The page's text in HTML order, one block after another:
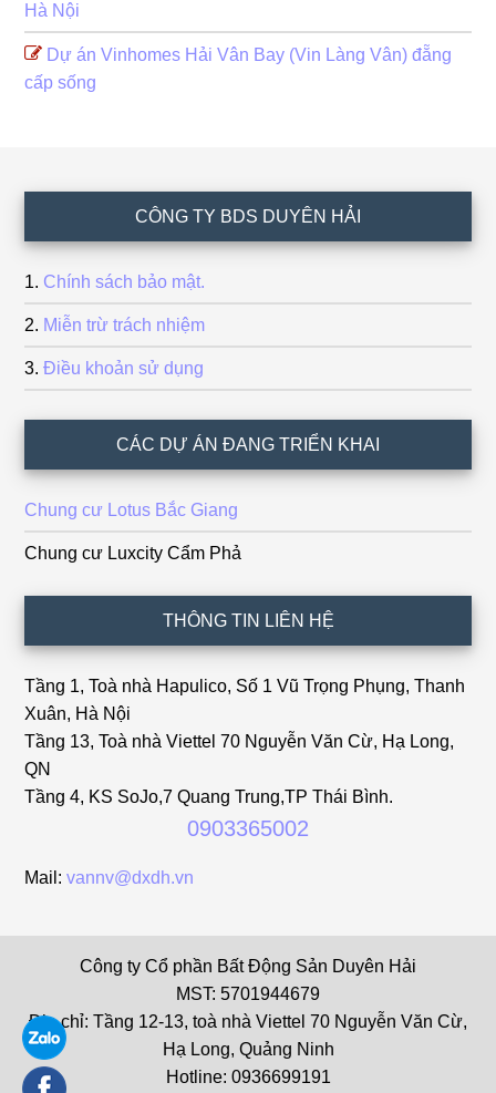
Hà Nội
Dự án Vinhomes Hải Vân Bay (Vin Làng Vân) đẵng
cấp sống
CÔNG TY BDS DUYÊN HẢI
Chính sách bảo mật.
Miễn trừ trách nhiệm
Điều khoản sử dụng
CÁC DỰ ÁN ĐANG TRIỂN KHAI
Chung cư Lotus Bắc Giang
Chung cư Luxcity Cẩm Phả
THÔNG TIN LIÊN HỆ
Tầng 1, Toà nhà Hapulico, Số 1 Vũ Trọng Phụng, Thanh
Xuân, Hà Nội
Tầng 13, Toà nhà Viettel 70 Nguyễn Văn Cừ, Hạ Long,
QN
Tầng 4, KS SoJo,7 Quang Trung,TP Thái Bình.
0903365002
Mail:vannv@dxdh.vn
Công ty Cổ phần Bất Động Sản Duyên Hải
MST: 5701944679
Địa chỉ: Tầng 12-13, toà nhà Viettel 70 Nguyễn Văn Cừ,
Hạ Long, Quảng Ninh
Hotline: 0936699191